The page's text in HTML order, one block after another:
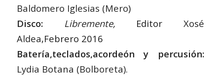
Baldomero Iglesias (Mero)
Disco:
Libremente, EditorXosé
Aldea,Febrero 2016
Batería,teclados,acordeón y percusión:
Lydia Botana (Bolboreta).